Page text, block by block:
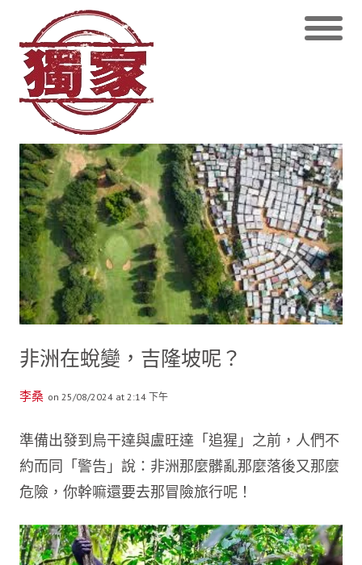
非洲在蛻變，吉隆坡呢？
李桑 on 25/08/2024 at 2:14 下午
準備出發到烏干達與盧旺達「追猩」之前，人們不
約而同「警告」說：非洲那麼髒亂那麼落後又那麼
危險，你幹嘛還要去那冒險旅行呢！